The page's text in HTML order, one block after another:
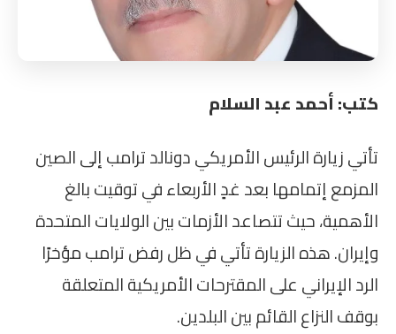
كتب: أحمد عبد السلام
تأتي زيارة الرئيس الأمريكي دونالد ترامب إلى الصين
المزمع إتمامها بعد غدٍ الأربعاء في توقيت بالغ
الأهمية، حيث تتصاعد الأزمات بين الولايات المتحدة
وإيران. هذه الزيارة تأتي في ظل رفض ترامب مؤخرًا
الرد الإيراني على المقترحات الأمريكية المتعلقة
بوقف النزاع القائم بين البلدين.